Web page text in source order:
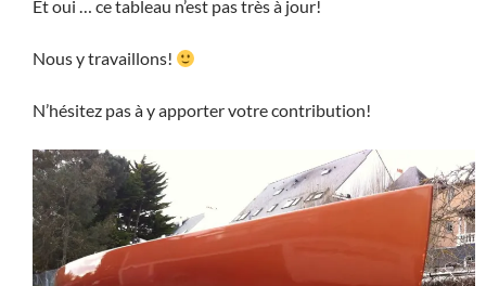
Et oui … ce tableau n’est pas très à jour!
Nous y travaillons!
N’hésitez pas à y apporter votre contribution!